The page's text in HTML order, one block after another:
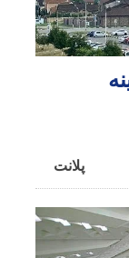
پلانت